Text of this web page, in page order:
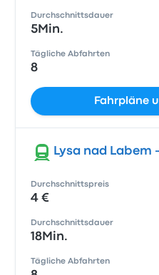
Durchschnittsdauer
5Min.
Tägliche Abfahrten
8
Fahrpläne
Lysa nad Labem
Durchschnittspreis
4 €
Durchschnittsdauer
18Min.
Tägliche Abfahrten